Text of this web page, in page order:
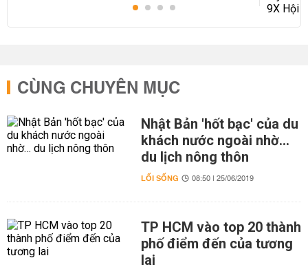
CÙNG CHUYÊN MỤC
Nhật Bản 'hốt bạc' của du
khách nước ngoài nhờ…
du lịch nông thôn
LỐI SỐNG 08:50 | 25/06/2019
TP HCM vào top 20 thành
phố điểm đến của tương
lai